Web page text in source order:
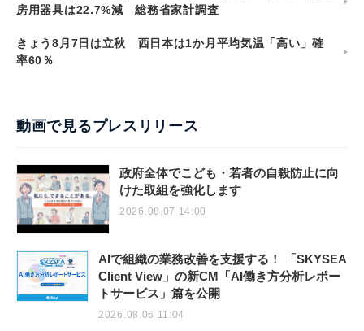
房用器具は22.7%減 総務省家計調査
きょう8月7日は立秋 西日本は1か月平均気温「高い」確
率60％
動画で見るプレスリリース
政府全体でこども・若者の自殺防止に向
けた取組を強化します
2026.08.07 14:00
AIで組織の業務改善を支援する！ 「SKYSEA
Client View」の新CM「AI働き方分析レポー
トサービス」篇を公開
2026.08.06 11:04